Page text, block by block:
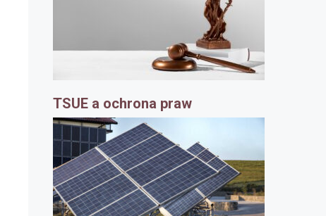
TSUE a ochrona praw